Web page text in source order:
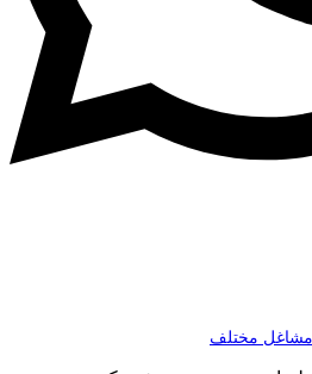
مشاغل مختلف